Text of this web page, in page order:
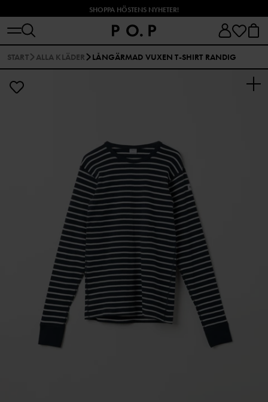
SHOPPA HÖSTENS NYHETER!
START ALLA KLÄDER LÅNGÄRMAD VUXEN T-SHIRT RANDIG